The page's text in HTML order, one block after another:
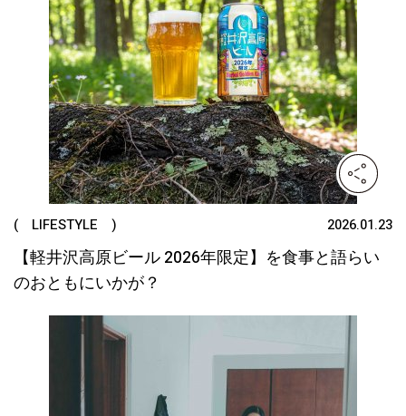
( LIFESTYLE ) 2026.01.23
【軽井沢高原ビール 2026年限定】を食事と語らい
のおともにいかが？